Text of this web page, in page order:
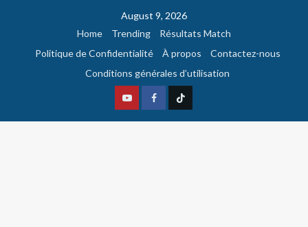
August 9, 2026
Home
Trending
Résultats Match
Politique de Confidentialité
À propos
Contactez-nous
Conditions générales d’utilisation